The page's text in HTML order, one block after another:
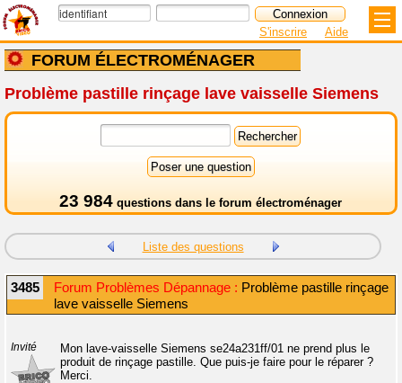
FORUM ÉLECTROMÉNAGER
S'inscrire Aide
Problème pastille rinçage lave vaisselle Siemens
23 984 questions dans le forum électroménager
Liste des questions
3485 Forum Problèmes Dépannage : Problème pastille rinçage
lave vaisselle Siemens
Invité
Mon lave-vaisselle Siemens se24a231ff/01 ne prend plus le
produit de rinçage pastille. Que puis-je faire pour le réparer ?
Merci.